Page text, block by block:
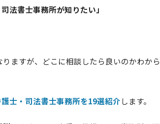
法書士事務所が知りたい」
ますが、どこに相談したら良いのかわから
士・司法書士事務所を19選紹介します。